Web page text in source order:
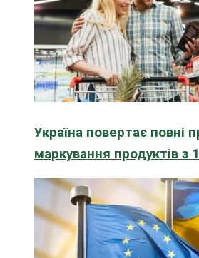
Україна повертає повні
маркування продуктів з